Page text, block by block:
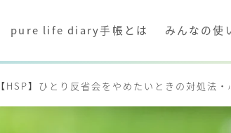
pure life diary手帳とは みんなの使
【HSP】ひとり反省会をやめたいときの対処法